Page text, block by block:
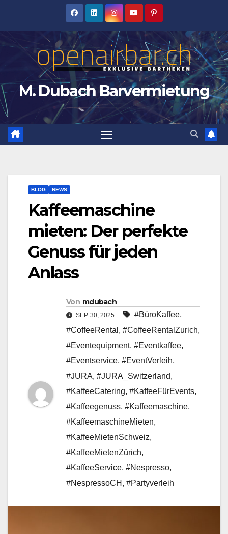
M. Dubach Barvermietung
BLOG NEWS
Kaffeemaschine
mieten: Der perfekte
Genuss für jeden
Anlass
Von mdubach
SEP. 30, 2025 #BüroKaffee,
#CoffeeRental , #CoffeeRentalZurich,
#Eventequipment, #Eventkaffee,
#Eventservice, #EventVerleih,
#JURA, #JURA_Switzerland,
#KaffeeCatering, #KaffeeFürEvents,
#Kaffeegenuss, #Kaffeemaschine,
#KaffeemaschineMieten,
#KaffeeMietenSchweiz,
#KaffeeMietenZürich,
#KaffeeService, #Nespresso,
#NespressoCH , #Partyverleih